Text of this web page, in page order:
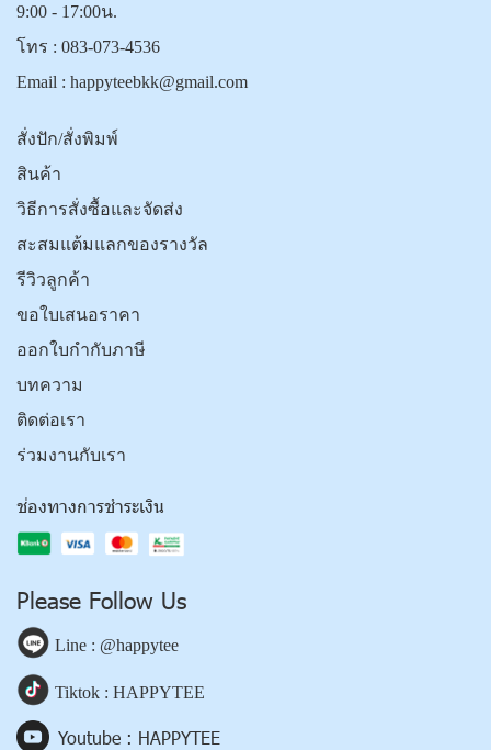
9:00 - 17:00น.
โทร : 083-073-4536
Email : happyteebkk@gmail.com
สั่งปัก/สั่งพิมพ์
สินค้า
วิธีการสั่งซื้อและจัดส่ง
สะสมแต้มแลกของรางวัล
รีวิวลูกค้า
ขอใบเสนอราคา
ออกใบกำกับภาษี
บทความ
ติดต่อเรา
ร่วมงานกับเรา
ช่องทางการชำระเงิน
Please Follow Us
Line : @happytee
Tiktok : HAPPYTEE
Youtube : HAPPYTEE